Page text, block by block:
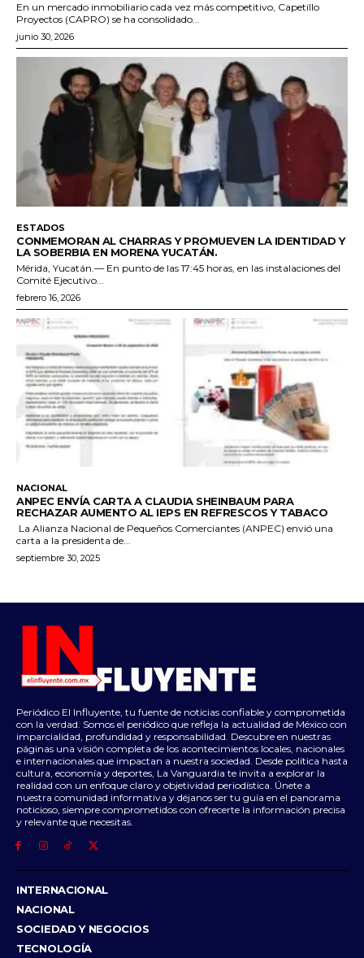
En un mercado inmobiliario cada vez más competitivo, Capetillo
Proyectos (CAPRO) se ha consolidado...
junio 30, 2026
ESTADOS
CONMEMORAN AL CHARRAS Y PROMUEVEN LA IDENTIDAD Y
LA SOBERBIA EN MORENA YUCATÁN.
Mérida, Yucatán.— En punto de las 17:45 horas, en las instalaciones del
Comité Ejecutivo...
febrero 16, 2026
NACIONAL
ANPEC ENVÍA CARTA A CLAUDIA SHEINBAUM PARA
RECHAZAR AUMENTO AL IEPS EN REFRESCOS Y TABACO
La Alianza Nacional de Pequeños Comerciantes (ANPEC) envió una
carta a la presidenta de...
septiembre 30, 2025
Periódico El Influyente, tu fuente de noticias confiable y comprometida
con la verdad. Somos el periódico que refleja la actualidad de México con
imparcialidad, profundidad y responsabilidad. Descubre en nuestras
páginas una visión completa de los acontecimientos locales, nacionales
e internacionales que impactan a nuestra sociedad. Desde política hasta
cultura, economía y deportes, La Vanguardia te invita a explorar la
realidad con un enfoque claro y objetividad periodística. Únete a
nuestra comunidad informativa y déjanos ser tu guía en el panorama
noticioso, siempre comprometidos con ofrecerte la información precisa
y relevante que necesitas.
INTERNACIONAL
NACIONAL
SOCIEDAD Y NEGOCIOS
TECNOLOGÍA